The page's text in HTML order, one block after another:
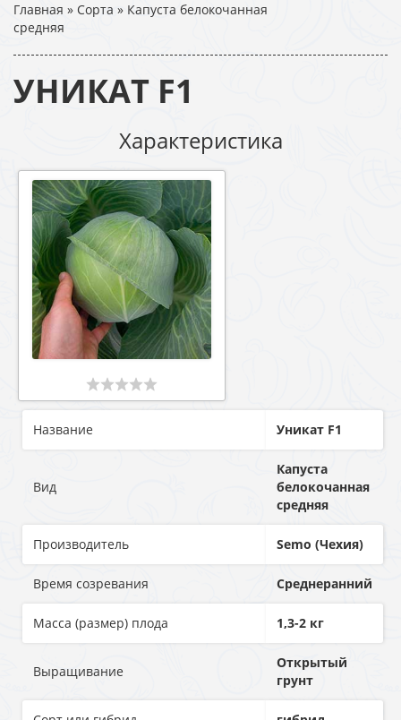
Главная » Сорта » Капуста белокочанная
средняя
УНИКАТ F1
Характеристика
Название Уникат F1
Вид
Капуста
белокочанная
средняя
Производитель Semo (Чехия)
Время созревания Среднеранний
Масса (размер) плода 1,3-2 кг
Выращивание
Открытый
грунт